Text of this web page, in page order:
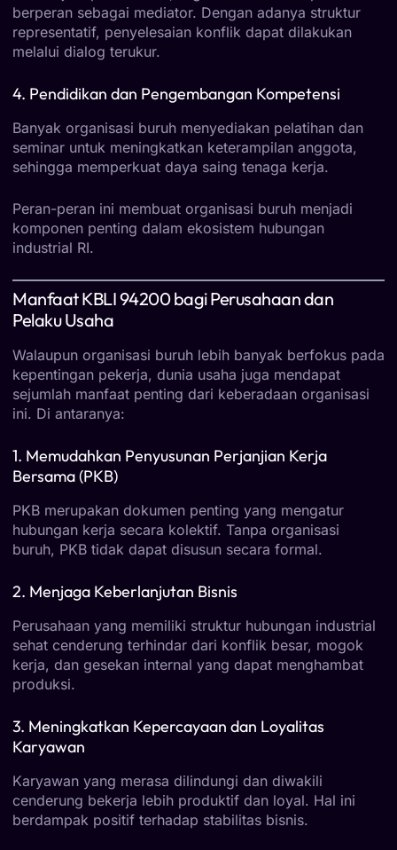
berperan sebagai mediator. Dengan adanya struktur
representatif, penyelesaian konflik dapat dilakukan
melalui dialog terukur.
4. Pendidikan dan Pengembangan Kompetensi
Banyak organisasi buruh menyediakan pelatihan dan
seminar untuk meningkatkan keterampilan anggota,
sehingga memperkuat daya saing tenaga kerja.
Peran-peran ini membuat organisasi buruh menjadi
komponen penting dalam ekosistem hubungan
industrial RI.
Manfaat KBLI 94200 bagi Perusahaan dan
Pelaku Usaha
Walaupun organisasi buruh lebih banyak berfokus pada
kepentingan pekerja, dunia usaha juga mendapat
sejumlah manfaat penting dari keberadaan organisasi
ini. Di antaranya:
1. Memudahkan Penyusunan Perjanjian Kerja
Bersama (PKB)
PKB merupakan dokumen penting yang mengatur
hubungan kerja secara kolektif. Tanpa organisasi
buruh, PKB tidak dapat disusun secara formal.
2. Menjaga Keberlanjutan Bisnis
Perusahaan yang memiliki struktur hubungan industrial
sehat cenderung terhindar dari konflik besar, mogok
kerja, dan gesekan internal yang dapat menghambat
produksi.
3. Meningkatkan Kepercayaan dan Loyalitas
Karyawan
Karyawan yang merasa dilindungi dan diwakili
cenderung bekerja lebih produktif dan loyal. Hal ini
berdampak positif terhadap stabilitas bisnis.